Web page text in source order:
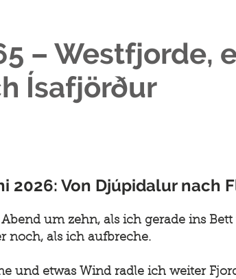
– Westfjorde,
Ísafjörður
2026: Von Djúpidalur nach
Abend um zehn, als ich gerade ins
noch, als ich aufbreche.
und etwas Wind radle ich weiter